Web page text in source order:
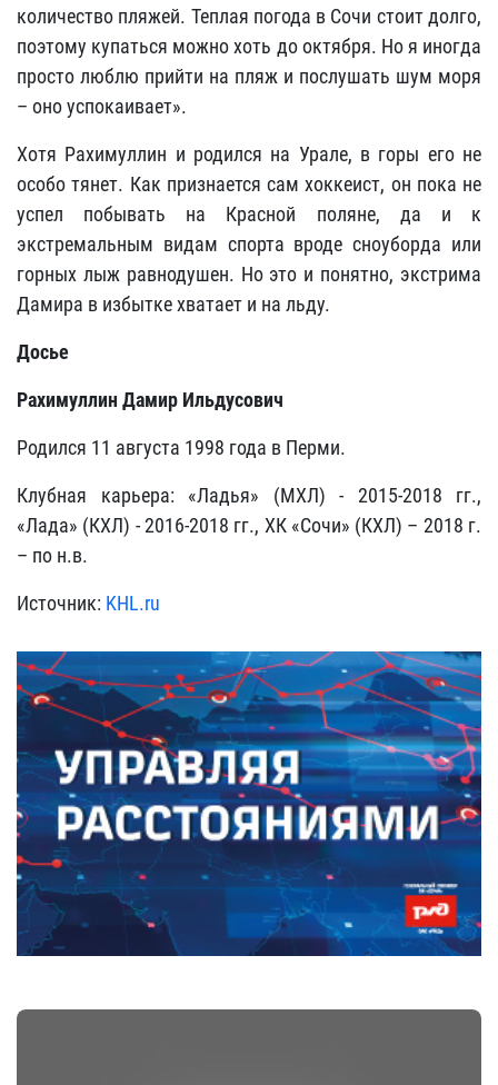
количество пляжей. Теплая погода в Сочи стоит долго,
поэтому купаться можно хоть до октября. Но я иногда
просто люблю прийти на пляж и послушать шум моря
– оно успокаивает».
Хотя Рахимуллин и родился на Урале, в горы его не
особо тянет. Как признается сам хоккеист, он пока не
успел побывать на Красной поляне, да и к
экстремальным видам спорта вроде сноуборда или
горных лыж равнодушен. Но это и понятно, экстрима
Дамира в избытке хватает и на льду.
Досье
Рахимуллин Дамир Ильдусович
Родился 11 августа 1998 года в Перми.
Клубная карьера: «Ладья» (МХЛ) - 2015-2018 гг.,
«Лада» (КХЛ) - 2016-2018 гг., ХК «Сочи» (КХЛ) – 2018 г.
– по н.в.
Источник: KHL.ru